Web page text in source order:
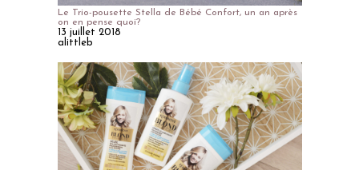
Le Trio-pousette Stella de Bébé Confort, un an après
on en pense quoi?
13 juillet 2018
alittleb